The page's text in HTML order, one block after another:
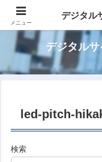
パッケージ
デジタル
led-pitch-
検索
メニュー
デジタル